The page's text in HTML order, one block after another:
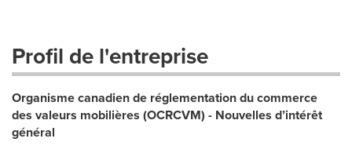
Profil de l'entreprise
Organisme canadien de réglementation du commerce
des valeurs mobilières (OCRCVM) - Nouvelles d’intérêt
général